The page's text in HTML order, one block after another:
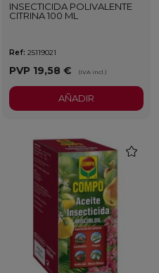
INSECTICIDA POLIVALENTE
CITRINA 100 ML
Ref: 25119021
PVP 19,58 € (IVA incl.)
AÑADIR